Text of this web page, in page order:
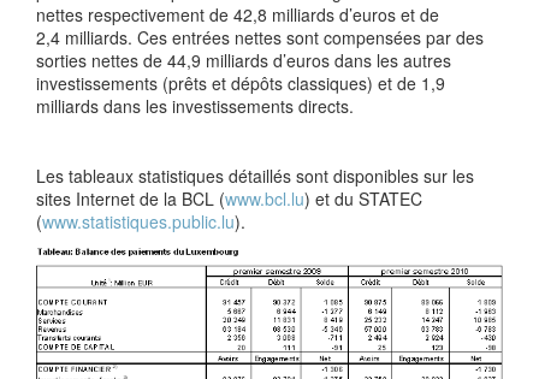
nettes respectivement de 42,8 milliards d’euros et de
2,4 milliards. Ces entrées nettes sont compensées par des
sorties nettes de 44,9 milliards d’euros dans les autres
investissements (prêts et dépôts classiques) et de 1,9
milliards dans les investissements directs.
Les tableaux statistiques détaillés sont disponibles sur les
sites Internet de la BCL (www.bcl.lu) et du STATEC
(www.statistiques.public.lu).